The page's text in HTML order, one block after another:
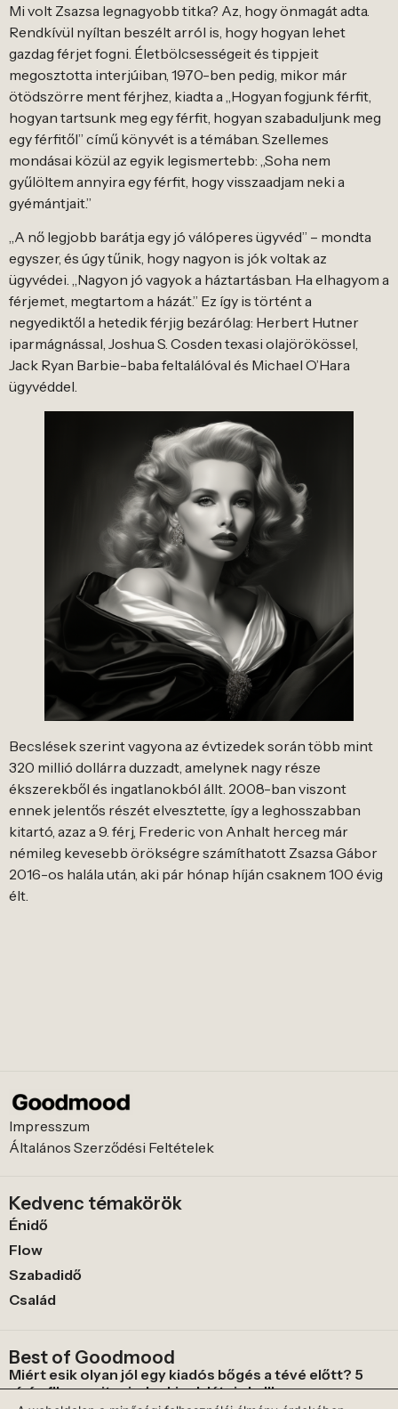
Mi volt Zsazsa legnagyobb titka? Az, hogy önmagát adta.
Rendkívül nyíltan beszélt arról is, hogy hogyan lehet
gazdag férjet fogni. Életbölcsességeit és tippjeit
megosztotta interjúiban, 1970-ben pedig, mikor már
ötödszörre ment férjhez, kiadta a „Hogyan fogjunk férfit,
hogyan tartsunk meg egy férfit, hogyan szabaduljunk meg
egy férfitől” című könyvét is a témában. Szellemes
mondásai közül az egyik legismertebb: „Soha nem
gyűlöltem annyira egy férfit, hogy visszaadjam neki a
gyémántjait.”
„A nő legjobb barátja egy jó válóperes ügyvéd” – mondta
egyszer, és úgy tűnik, hogy nagyon is jók voltak az
ügyvédei. „Nagyon jó vagyok a háztartásban. Ha elhagyom a
férjemet, megtartom a házát.” Ez így is történt a
negyediktől a hetedik férjig bezárólag: Herbert Hutner
iparmágnással, Joshua S. Cosden texasi olajörökössel,
Jack Ryan Barbie-baba feltalálóval és Michael O’Hara
ügyvéddel.
Becslések szerint vagyona az évtizedek során több mint
320 millió dollárra duzzadt, amelynek nagy része
ékszerekből és ingatlanokból állt. 2008-ban viszont
ennek jelentős részét elvesztette, így a leghosszabban
kitartó, azaz a 9. férj, Frederic von Anhalt herceg már
némileg kevesebb örökségre számíthatott Zsazsa Gábor
2016-os halála után, aki pár hónap híján csaknem 100 évig
élt.
Impresszum
Általános Szerződési Feltételek
Kedvenc témakörök
Énidő
Flow
Szabadidő
Család
Best of Goodmood
Miért esik olyan jól egy kiadós bőgés a tévé előtt? 5
sírós film, amit mindenkinek látnia kell!